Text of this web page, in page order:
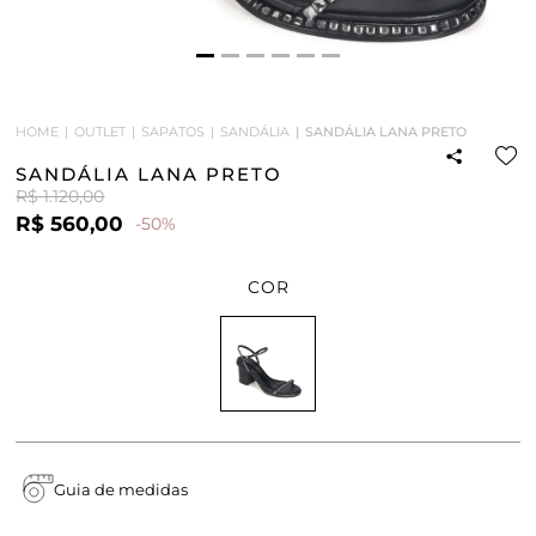
HOME OUTLET SAPATOS SANDÁLIA SANDÁLIA LANA PRETO
SANDÁLIA LANA PRETO
R$ 1.120,00
R$ 560,00 -50%
COR
Guia de medidas